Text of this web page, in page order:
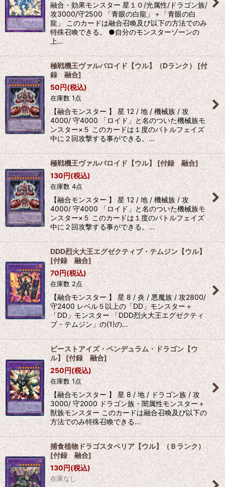
融合・効果モンスター 星１０/光属性/ドラゴン族/
攻3000/守2500 「青眼の白龍」＋「青眼の白
龍」 このカードは融合召喚及び以下の方法でのみ
特殊召喚できる。 ●自分のモンスターゾーンの
上…
極戦機王ヴァルバロイド【ウル】（Dランク） [付
録 融合]
50円(税込)
在庫数 1点
【融合モンスター 】 星 12 / 地 / 機械族 / 攻
4000/ 守4000 「ロイド」と名のついた機械族モ
ンスター×５ このカードは１度のバトルフェイズ
中に２回攻撃する事ができる。…
極戦機王ヴァルバロイド【ウル】[付録 融合]
130円(税込)
在庫数 4点
【融合モンスター 】 星 12 / 地 / 機械族 / 攻
4000/ 守4000 「ロイド」と名のついた機械族モ
ンスター×５ このカードは１度のバトルフェイズ
中に２回攻撃する事ができる。…
DDD烈火大王エグゼクティブ・テムジン【ウル】
[付録 融合]
70円(税込)
在庫数 2点
【融合モンスター 】 星 8 / 炎 / 悪魔族 / 攻2800/
守2400 レベル５以上の「DD」モンスター＋
「DD」モンスター 「DDD烈火大王エグゼクティ
ブ・テムジン」の(1)の…
ビーストアイズ・ペンデュラム・ドラゴン【ウ
ル】[付録 融合]
250円(税込)
在庫数 1点
【融合モンスター 】 星 8 / 地 / ドラゴン族 / 攻
3000/ 守2000 ドラゴン族・闇属性モンスター＋
獣族モンスター このカードは融合召喚及び以下の
方法でのみ特殊召喚できる…
捕食植物ドラゴスタペリア【ウル】（Ｂランク）
[付録 融合]
130円(税込)
在庫なし